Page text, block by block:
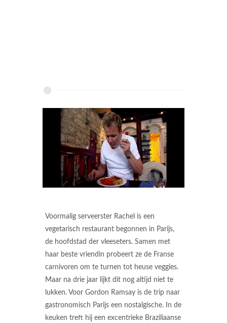
Voormalig serveerster Rachel is een
vegetarisch restaurant begonnen in Parijs,
de hoofdstad der vleeseters. Samen met
haar beste vriendin probeert ze de Franse
carnivoren om te turnen tot heuse veggies.
Maar na drie jaar lijkt dit nog altijd niet te
lukken. Voor Gordon Ramsay is de trip naar
gastronomisch Parijs een nostalgische. In de
keuken treft hij een excentrieke Braziliaanse